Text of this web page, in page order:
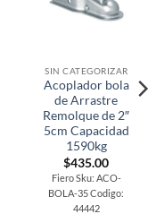
SIN CATEGORIZAR
Acoplador bola
de Arrastre
Remolque de 2″
5cm Capacidad
1590kg
$435.00
Fiero Sku: ACO-
BOLA-35 Codigo:
44442